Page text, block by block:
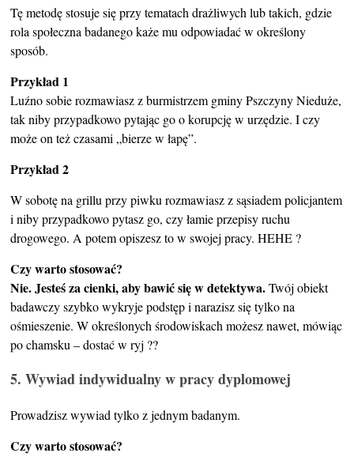
Tę metodę stosuje się przy tematach drażliwych lub takich, gdzie
rola społeczna badanego każe mu odpowiadać w określony
sposób.
Przykład 1
Luźno sobie rozmawiasz z burmistrzem gminy Pszczyny Nieduże,
tak niby przypadkowo pytając go o korupcję w urzędzie. I czy
może on też czasami „bierze w łapę”.
Przykład 2
W sobotę na grillu przy piwku rozmawiasz z sąsiadem policjantem
i niby przypadkowo pytasz go, czy łamie przepisy ruchu
drogowego. A potem opiszesz to w swojej pracy. HEHE ?
Czy warto stosować?
Nie. Jesteś za cienki, aby bawić się w detektywa.Twój obiekt
badawczy szybko wykryje podstęp i narazisz się tylko na
ośmieszenie. W określonych środowiskach możesz nawet, mówiąc
po chamsku – dostać w ryj ??
5. Wywiad indywidualny w pracy dyplomowej
Prowadzisz wywiad tylko z jednym badanym.
Czy warto stosować?